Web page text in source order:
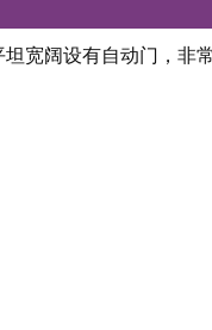
宽阔设有自动门，非